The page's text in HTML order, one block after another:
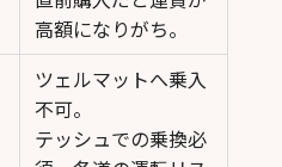
高額になりがち。
ツェルマットへ乗入
不可。
テッシュでの乗換必